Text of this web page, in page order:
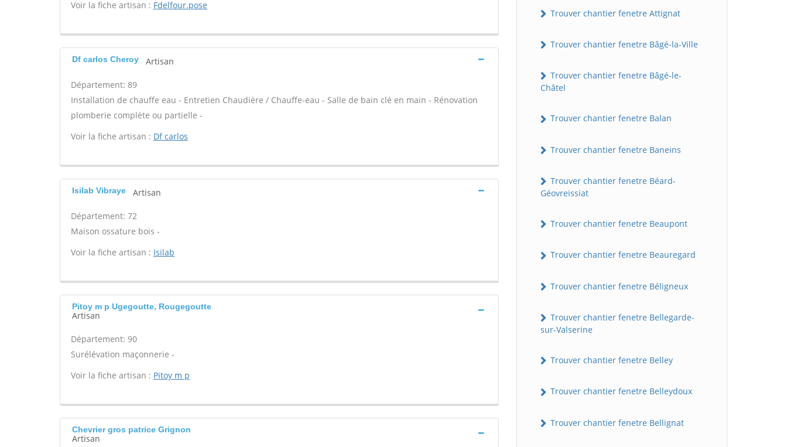
Voir la fiche artisan : Fdelfour.pose
Df carlos Cheroy Artisan
Département: 89
Installation de chauffe eau - Entretien Chaudière / Chauffe-eau - Salle de bain clé en main - Rénovation
plomberie complète ou partielle -
Voir la fiche artisan : Df carlos
Isilab Vibraye Artisan
Département: 72
Maison ossature bois -
Voir la fiche artisan : Isilab
Pitoy m p Ugegoutte, Rougegoutte
Artisan
Département: 90
Surélévation maçonnerie -
Voir la fiche artisan : Pitoy m p
Chevrier gros patrice Grignon
Artisan
Trouver chantier fenetre Attignat
Trouver chantier fenetre Bâgé-la-Ville
Trouver chantier fenetre Bâgé-le-
Châtel
Trouver chantier fenetre Balan
Trouver chantier fenetre Baneins
Trouver chantier fenetre Béard-
Géovreissiat
Trouver chantier fenetre Beaupont
Trouver chantier fenetre Beauregard
Trouver chantier fenetre Béligneux
Trouver chantier fenetre Bellegarde-
sur-Valserine
Trouver chantier fenetre Belley
Trouver chantier fenetre Belleydoux
Trouver chantier fenetre Bellignat